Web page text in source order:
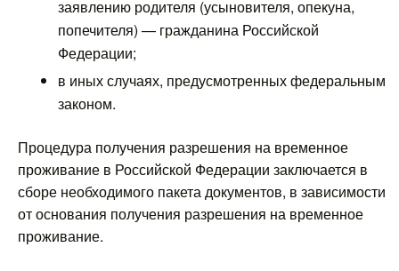
заявлению родителя (усыновителя, опекуна,
попечителя) — гражданина Российской
Федерации;
в иных случаях, предусмотренных федеральным
законом.
Процедура получения разрешения на временное
проживание в Российской Федерации заключается в
сборе необходимого пакета документов, в зависимости
от основания получения разрешения на временное
проживание.